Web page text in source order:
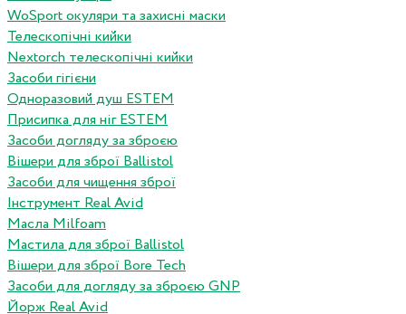
WoSport окуляри та захисні маски
Телескопічні кийки
Nextorch телескопічні кийки
Засоби гігієни
Одноразовий душ ESTEM
Присипка для ніг ESTEM
Засоби догляду за зброєю
Вішери для зброї Ballistol
Засоби для чищення зброї
Інструмент Real Avid
Масла Milfoam
Мастила для зброї Ballistol
Вішери для зброї Bore Tech
Засоби для догляду за зброєю GNP
Йорж Real Avid